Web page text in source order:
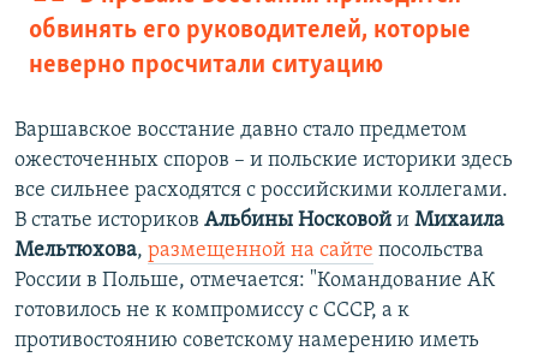
обвинять его руководителей, которые
неверно просчитали ситуацию
Варшавское восстание давно стало предметом
ожесточенных споров – и польские историки здесь
все сильнее расходятся с российскими коллегами.
В статье историков Альбины Носковой и Михаила
Мельтюхова, размещенной на сайте посольства
России в Польше, отмечается: "Командование АК
готовилось не к компромиссу с СССР, а к
противостоянию советскому намерению иметь